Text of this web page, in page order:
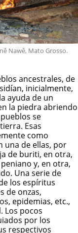
Nawê, Mato Grosso.
ancestrales, de
inicialmente,
ayuda de un
la piedra abriendo
se
Esas
como
una de ellas, por
de buriti, en otra,
y, en otra,
Una serie de
los espíritus
de onzas,
epidemias, etc.,
Los pocos
por los
respectivos